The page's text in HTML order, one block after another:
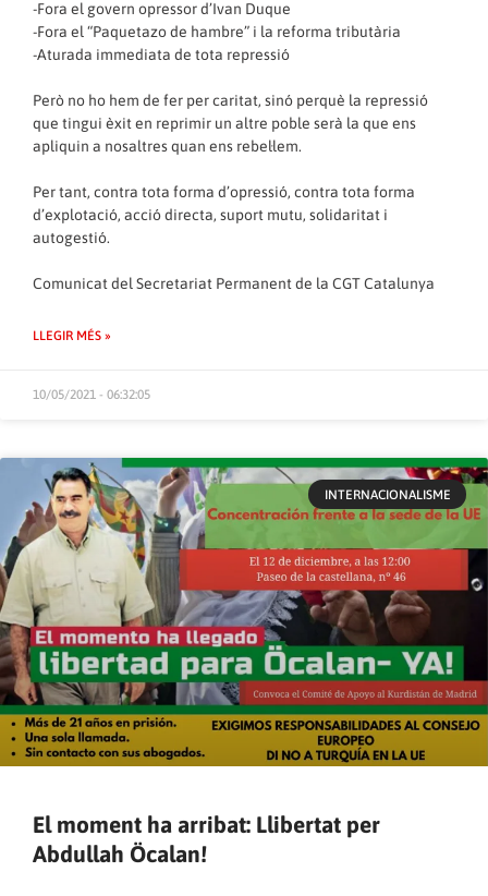
-Fora el govern opressor d’Ivan Duque
-Fora el “Paquetazo de hambre” i la reforma tributària
-Aturada immediata de tota repressió
Però no ho hem de fer per caritat, sinó perquè la repressió
que tingui èxit en reprimir un altre poble serà la que ens
apliquin a nosaltres quan ens rebel·lem.
Per tant, contra tota forma d’opressió, contra tota forma
d’explotació, acció directa, suport mutu, solidaritat i
autogestió.
Comunicat del Secretariat Permanent de la CGT Catalunya
LLEGIR MÉS »
10/05/2021 - 06:32:05
INTERNACIONALISME
El moment ha arribat: Llibertat per
Abdullah Öcalan!